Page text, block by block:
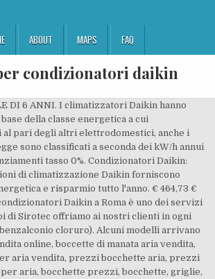
ABOUT MAPS FAQ
condizionatori daikin
Red Dot Design Award 2014 e … FILTRI CATALIZZATI DEODORIZZANTI PER CONDIZIONATORI E CLIMATIZZATORI DAIKIN MODELLI: FTKS FTXS 20-25-35 SERIE 2005 INVERTER... 26,84 € Aggiungi al carrello Dettagli prodotto. Diciamo che hanno funzionato per due anni poi hanno cominciato a dare problemi specialmente L ‘emura al soggiorno ! Migliori 3 condizionatori Daikin: Climatizzatore Daikin Emura 12000 Btu; Questo climatizzatore da parete Daikin Emura è uno dei migliori nel catalogo dei condizionatori Daikin, compatto e dalle linee moderne viene spesso considerato all’interno delle case un elemento di design.Il condizionatore è indicato per refrigerare ambienti medio/grandi dalla metratura di circa 30-40 mq. Climatizzatori condizionatori griglie a cassette, ... Daikin Griglia design bianca per Cassette Round Flow BYCQ140EP. Ho acquistato nel 2014 due condizionatori Daikin con motore dual un Daikin Emura 12000 nel soggiorno E un Daikin 9000 in camera da letto . ... DAIKIN. Anche in presenza di controsoffitti molto stretti, con i 245 mm dell’unità CANALIZZABILE DA CONTROSOFFITTO di Daikin, non dovrete più … È un servizio operativo anche in piena estate, quando tutti sono in ferie; il nostro team resta costantemente al lavoro per offrire un servizio di assistenza continuo e immediato a quanti possiedono uno o più condizionatori a marchio Daikin. VECAMCO S.r.l. Vi starete chiedendo se non stiamo esagerando ma di seguito troverete le risposte. Personale qualificato e formato direttamente da Daikin La marca Daikin è da sempre sinonimo di qualità ed efficienza. 0283595649 Per poter richiedere pezzi di ricambio originali per condizionatori Daikin potete rivolgervi al seguente numero di telefono: Vi abbiamo comunicato direttamente il numero della Daikin poichè noi non vendiamo più tali ricambi . Daikin Industries, Ltd. is a leading innovator and provider of advanced, high-quality air conditioning solutions for residential, commercial, and industrial applications. Chiamateli indicando MARCA, MODELLO E MATRICOLA del vostro condizionatore Daikin . Servizio di Assistenza Tecnica Autorizzata. Questi condizionatori sono infatti progettati per l’erogazione continua della potenza refrigerante, effettuando piccoli aggiustamenti per mantenere costante la temperatura. Contenuti. si occupa da oltre trent’anni della lavorazione delle materie plastiche e dei metalli. Per rispondere all'esigenza di poter godere il miglior comfort senza le unità interne a vista, Daikin mette a disposizione una unità canalizzata ultrapiatta da controsoffitto FDXM ma anche una unità canalizzata verticale FNA super flessibile nell'installazione. Ecco perché dovresti scegliere Daikin. I condizionatori Daikin sono la scelta perfetta per chi desidera qualità, design e assistenza immediata.Da anni questa azienda ricopre un posto di leadership nel settore della climatizzazione, proprio perché realizza prodotti di alta qualità che soddisfano appieno i consumatori, senza temere i brand concorrenti. ... Grazie all’esperienza maturata in oltre 2000 abitazioni possiamo trovare la soluzione corretta per climatizzare anche i tuoi ambienti, garantendoti alte prestazioni, affidabilità e lasciando la tua casa pulita a fine lavori. Le griglie per climatizzatori sono accessori importanti indicati per la giusta ventilazione e la ripresa dell’aria. 1 Oggi trattiamo l’argomento Pulizia condizionatori Daikin Pero!. compatte, lasciando visibili solo le griglie di aspirazione e mandata. Per ricevere informazioni tecniche sui prodotti Daikin, puoi visitare la nostra sezione Cataloghi e consultare la documentazione relativa alle soluzioni di Climatizzazione, Refrigerazione e Riscaldamento. Condizionatori Daikin. Contattaci per maggiori informazioni o vieni a trovarci nel nostro showroom, i nostri tecnici commerciali saranno a tua disposizione per un preventivo personalizzato, gratuito e senza impegno. Con la legge di bilancio 2020 sono state prorogate anche per quest'anno le detrazioni fiscali per la riqualificazione energetica e per la ristrutturazione edilizia ( bonus mobili ) del 65% e del 50% . Migliori condizionatori Daikin 2020 - modelli con caratteristihe, recensioni e opinioni.Il migliore condizionatore Daikin con prezzi ed offerte. PER 26 ANNI DI ATTIVITÀ 1994/2020 QUESTO PRODOTTO USUFRUISCE DELLA GARANZIA TOTALE DI 10 ANNI Chi vuole il meglio, nell’ambito della climatizzazione, deve scegliere Daikin che ha sempre l’unità giusta per soddisfare ogni tipo di esigenza. 1.1 Chiama per assistenza 0283595649; 1.2 Contattaci ora! Non raffreddava più’come prima e la ventola interna si sporcava . Compatibile con tantissimi modelli, tra cui: FTXS60GV1B, FTXS71GV1B. Disinfettanti veri e propri : hanno un principio attivo indicato in etichetta e sono marchiati come “presidio medico chirurgico” proprio perché contengono un principio attivo biocida (disinfettante, ad es. I climatizzatori e condizionatori Daikin sono elettrodomestici prodotti con attenzione ai dettagli, la tecnologia Daikin all'avanguardia del sistema Inverter e unità mono o dual split. Condizionatori in Offerta - scegli tra le migliori marche Daikin, Samsung, Mitsubishi il tuo climatizzatore fisso monosplit inverter a pompa di calore 0 Servizio Clienti: 081 419664 | LUN / VEN 10.00/13.00 - … Busi Impianti è Daikin Aerotech, l'esclusivo shoowroom ufficiale Daikin per Ferrara e provincia.. Solo Daikin Aerotech ti offre:. Daikin 182242J filtri fotocatalitici purificatori in apatite di titanio per unità interne. La tecnologia a Inverter viene utilizzata nei climatizzatori per regolare costantemente la temperatura interna. Chi ha deciso di installare un condizionatore a casa per la prima volta, si trova a fare i conti con nozioni altrimenti sconosciute, come le BTU, il motore inverter e altre specifiche tecniche poco chiare a chi non è un installatore professionista. Circa 1-3 settimane. Altra impostazione che dovreste gestire per garantirvi il comfort desiderato riguarda la temperatura: avete sul comando i tasti TEMP costituiti, generalmente, da un selettore con frecce su ⇑ e giù ⇓ , oppure da tasti “+” e “-”. Questo si traduce non solo in una temperatura più stabile dell’ambiente, ma anche in minori consumi energetici, dato che non ci sono continui spegnimenti e accensioni. Condizionatori Daikin: prezzi e classe energetica di riferimento. Se hai dubbi di natura tecnica o desideri maggiori informazioni compila il form dedicato. Una vasta gamma di accessori per condizionatori Mitsubishi.Filt